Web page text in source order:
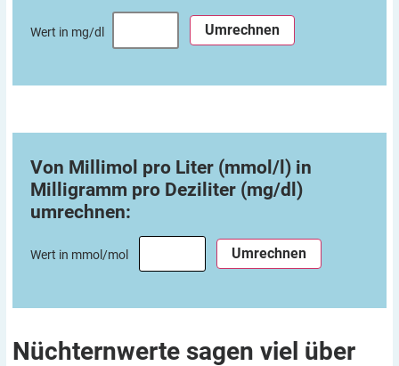
Wert in mg/dl
Von Millimol pro Liter (mmol/l) in
Milligramm pro Deziliter (mg/dl)
umrechnen:
Wert in mmol/mol
Nüchternwerte sagen viel über